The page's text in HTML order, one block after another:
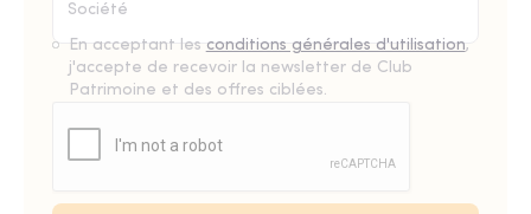
En acceptant les conditions générales d'utilisation,
j'accepte de recevoir la newsletter de Club
Patrimoine et des offres ciblées.